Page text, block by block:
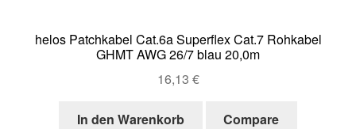
helos Patchkabel Cat.6a Superflex Cat.7 Rohkabel
GHMT AWG 26/7 blau 20,0m
16,13 €
In den Warenkorb Compare